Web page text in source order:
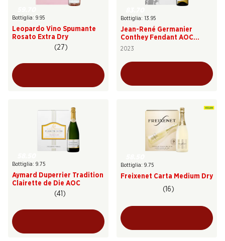
Bottiglia: 9.95
Leopardo Vino Spumante
Rosato Extra Dry
(27)
Bottiglia: 13.95
Jean-René Germanier
Conthey Fendant AOC
Valais
2023
Bottiglia: 9.75
Aymard Duperrier Tradition
Clairette de Die AOC
(41)
Bottiglia: 9.75
Freixenet Carta Medium Dry
(16)